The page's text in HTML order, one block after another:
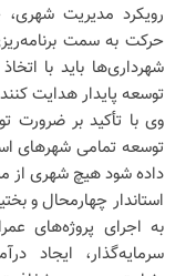
رویکرد مدیریت شهری،
حرکت به سمت
شهرداری‌ها باید با
توسعه پایدار هدایت
وی با تأکید بر ضرورت
توسعه تمامی شهرهای
داده شود هیچ شهری از
استاندار چهارمحال و
به اجرای پروژه‌های
سرمایه‌گذار، ایجاد